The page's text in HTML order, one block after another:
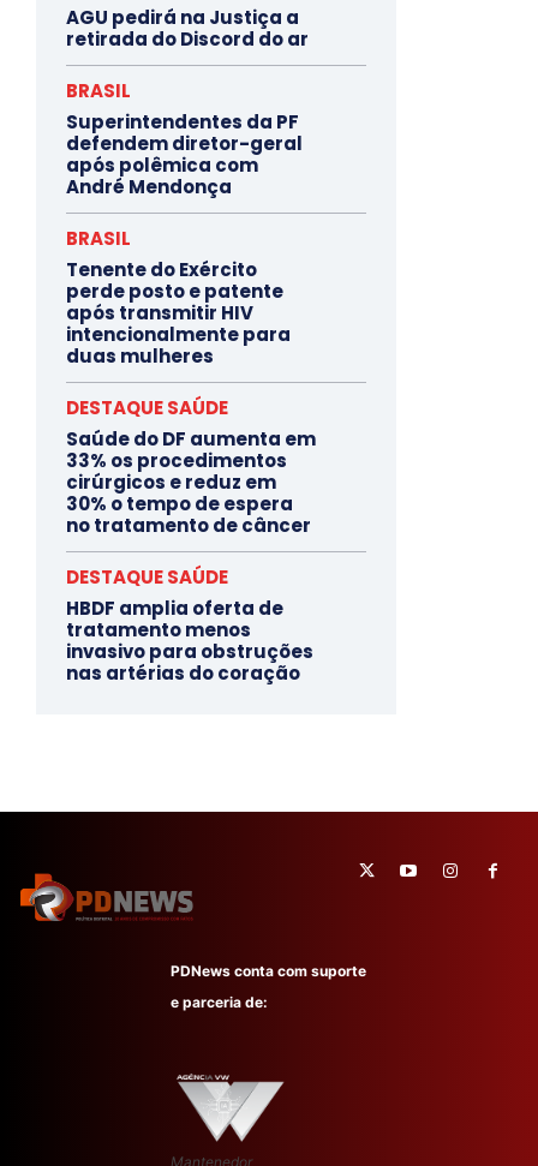
AGU pedirá na Justiça a
retirada do Discord do ar
BRASIL
Superintendentes da PF
defendem diretor-geral
após polêmica com
André Mendonça
BRASIL
Tenente do Exército
perde posto e patente
após transmitir HIV
intencionalmente para
duas mulheres
DESTAQUE SAÚDE
Saúde do DF aumenta em
33% os procedimentos
cirúrgicos e reduz em
30% o tempo de espera
no tratamento de câncer
DESTAQUE SAÚDE
HBDF amplia oferta de
tratamento menos
invasivo para obstruções
nas artérias do coração
PDNews conta com suporte
e parceria de:
Mantenedor